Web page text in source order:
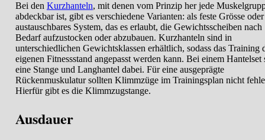
Bei den Kurzhanteln, mit denen vom Prinzip her jede
abdeckbar ist, gibt es verschiedene Varianten: als feste Grösse oder
austauschbares System, das es erlaubt, die Gewichtsscheiben nach
Bedarf aufzustocken oder abzubauen. Kurzhanteln sind in
unterschiedlichen Gewichtsklassen erhältlich, sodass das Training
eigenen Fitnessstand angepasst werden kann. Bei einem Hantelset
eine Stange und Langhantel dabei. Für eine ausgeprägte
Rückenmuskulatur sollten Klimmzüge im Trainingsplan nicht
Hierfür gibt es die Klimmzugstange.
Ausdauer